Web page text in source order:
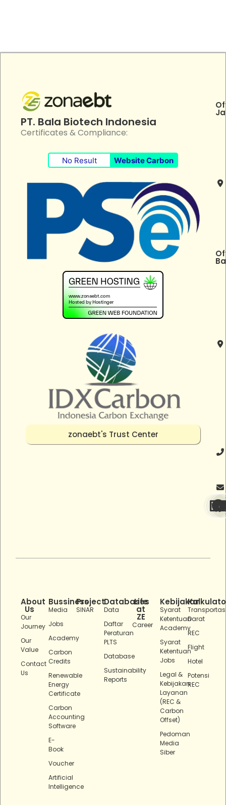
PT. Bala Biotech Indonesia
Certificates & Compliance:
No Result Website Carbon
zonaebt's Trust Center
About
Us
Our
Journey
Our
Value
Contact
Us
Bussiness
Media
Jobs
Academy
Carbon
Credits
Renewable
Energy
Certificate
Carbon
Accounting
Software
E-
Book
Voucher
Artificial
Intelligence
Project
SINAR
Databases
Data
Daftar
Peraturan
PLTS
Database
Sustainability
Reports
Life
at
ZE
Career
Kebijakan
Syarat
Ketentuan
Academy
Syarat
Ketentuan
Jobs
Legal &
Kebijakan
Layanan
(REC &
Carbon
Offset)
Pedoman
Media
Siber
Darat
REC
Flight
Hotel
Potensi
REC